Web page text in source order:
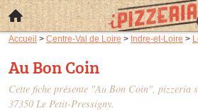
Accueil > Centre-Val de Loire > Indre-et-Loire >
Au Bon Coin
Cette fiche présente "Au Bon Coin", pizzeria
37350 Le Petit-Pressigny.